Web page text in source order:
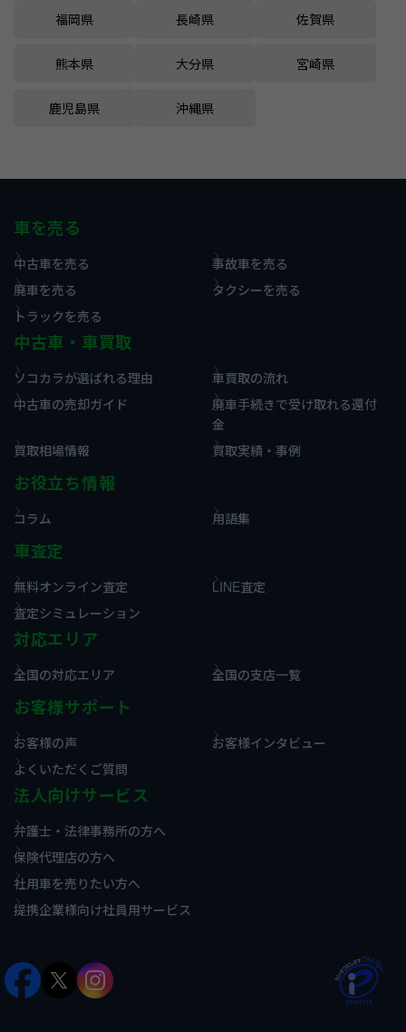
福岡県 長崎県 佐賀県
熊本県 大分県 宮崎県
鹿児島県 沖縄県
車を売る
中古車を売る
事故車を売る
廃車を売る
タクシーを売る
トラックを売る
中古車・車買取
ソコカラが選ばれる理由
車買取の流れ
中古車の売却ガイド
廃車手続きで受け取れる還付
金
買取相場情報
買取実績・事例
お役立ち情報
コラム 用語集
車査定
無料オンライン査定
LINE査定
査定シミュレーション
対応エリア
全国の対応エリア 全国の支店一覧
お客様サポート
お客様の声
お客様インタビュー
よくいただくご質問
法人向けサービス
弁護士・法律事務所の方へ
保険代理店の方へ
社用車を売りたい方へ
提携企業様向け社員用サービス